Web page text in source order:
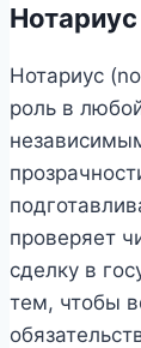
Нотариус
роль в
проверяет
сделку в
тем, чтобы